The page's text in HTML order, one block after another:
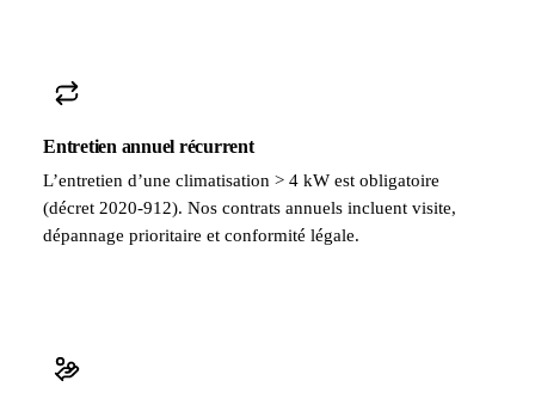
Entretien annuel récurrent
L’entretien d’une climatisation > 4 kW est obligatoire
(décret 2020-912). Nos contrats annuels incluent visite,
dépannage prioritaire et conformité légale.